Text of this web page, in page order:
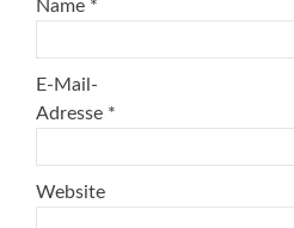
Name *
E-Mail-
Adresse *
Website